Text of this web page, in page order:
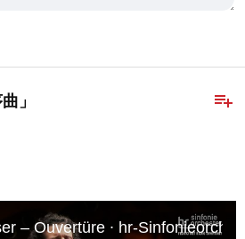
playlist_add
」
– Ouvertüre ∙ hr-